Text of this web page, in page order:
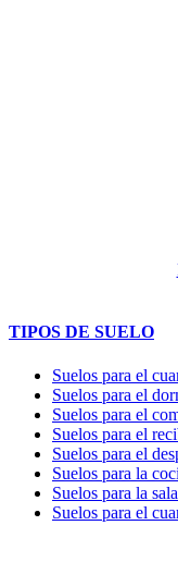
TIPOS DE SUELO
Suelos para el
Suelos para el
Suelos para el
Suelos para el
Suelos para el
Suelos para la
Suelos para la
Suelos para el